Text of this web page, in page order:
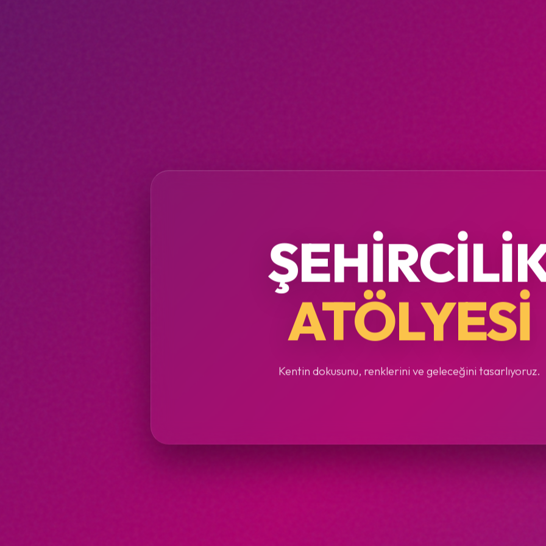
ATÖLYESI
Kentin dokusunu, renklerini ve geleceğini tasarlıyoruz.